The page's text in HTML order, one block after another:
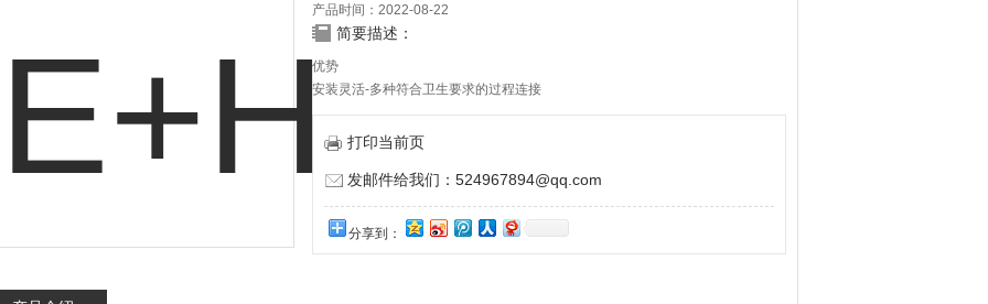
产品时间：2022-08-22
简要描述：
优势
安装灵活-多种符合卫生要求的过程连接
节能型流量测量-缩径结构，无压力损失
仪表接线方便-独立的接线腔
打印当前页
发邮件给我们：524967894@qq.com
分享到：